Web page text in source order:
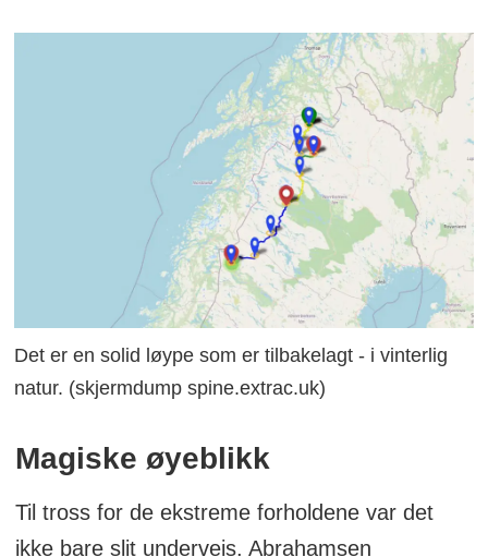
Det er en solid løype som er tilbakelagt - i vinterlig
natur. (skjermdump spine.extrac.uk)
Magiske øyeblikk
Til tross for de ekstreme forholdene var det
ikke bare slit underveis. Abrahamsen